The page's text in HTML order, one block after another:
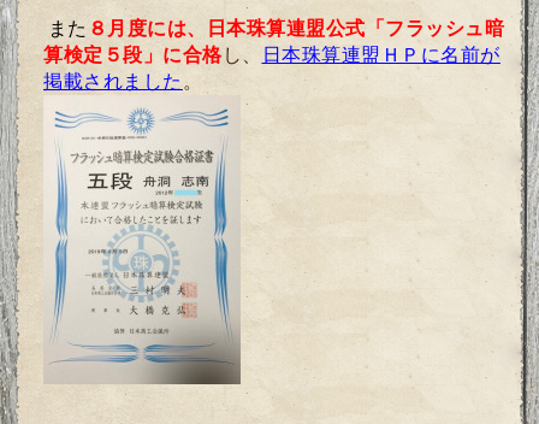
また ８月度には、日本珠算連盟公式「フラッシュ暗
算検定５段」に合格し、
日本珠算連盟ＨＰに名前が
掲載されました 。